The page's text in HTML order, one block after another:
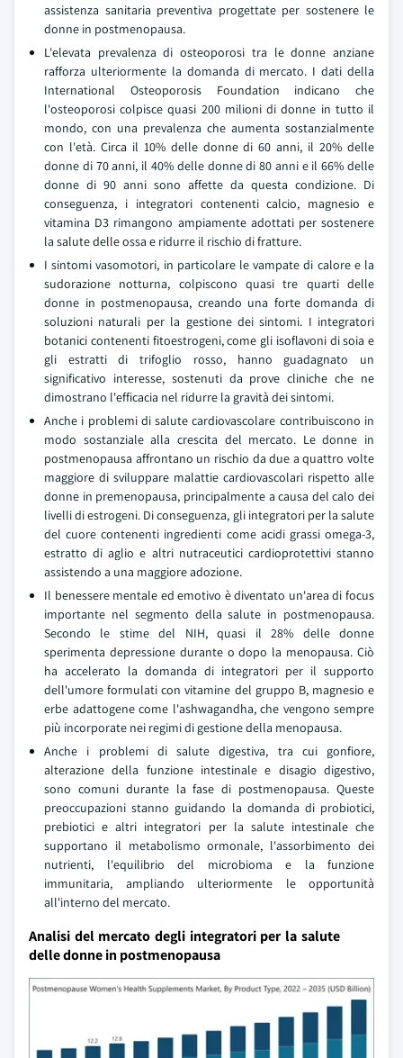
assistenza sanitaria preventiva progettate per sostenere le
donne in postmenopausa.
L'elevata prevalenza di osteoporosi tra le donne anziane
rafforza ulteriormente la domanda di mercato. I dati della
International Osteoporosis Foundation indicano che
l'osteoporosi colpisce quasi 200 milioni di donne in tutto il
mondo, con una prevalenza che aumenta sostanzialmente
con l'età. Circa il 10% delle donne di 60 anni, il 20% delle
donne di 70 anni, il 40% delle donne di 80 anni e il 66% delle
donne di 90 anni sono affette da questa condizione. Di
conseguenza, i integratori contenenti calcio, magnesio e
vitamina D3 rimangono ampiamente adottati per sostenere
la salute delle ossa e ridurre il rischio di fratture.
I sintomi vasomotori, in particolare le vampate di calore e la
sudorazione notturna, colpiscono quasi tre quarti delle
donne in postmenopausa, creando una forte domanda di
soluzioni naturali per la gestione dei sintomi. I integratori
botanici contenenti fitoestrogeni, come gli isoflavoni di soia e
gli estratti di trifoglio rosso, hanno guadagnato un
significativo interesse, sostenuti da prove cliniche che ne
dimostrano l'efficacia nel ridurre la gravità dei sintomi.
Anche i problemi di salute cardiovascolare contribuiscono in
modo sostanziale alla crescita del mercato. Le donne in
postmenopausa affrontano un rischio da due a quattro volte
maggiore di sviluppare malattie cardiovascolari rispetto alle
donne in premenopausa, principalmente a causa del calo dei
livelli di estrogeni. Di conseguenza, gli integratori per la salute
del cuore contenenti ingredienti come acidi grassi omega-3,
estratto di aglio e altri nutraceutici cardioprotettivi stanno
assistendo a una maggiore adozione.
Il benessere mentale ed emotivo è diventato un'area di focus
importante nel segmento della salute in postmenopausa.
Secondo le stime del NIH, quasi il 28% delle donne
sperimenta depressione durante o dopo la menopausa. Ciò
ha accelerato la domanda di integratori per il supporto
dell'umore formulati con vitamine del gruppo B, magnesio e
erbe adattogene come l'ashwagandha, che vengono sempre
più incorporate nei regimi di gestione della menopausa.
Anche i problemi di salute digestiva, tra cui gonfiore,
alterazione della funzione intestinale e disagio digestivo,
sono comuni durante la fase di postmenopausa. Queste
preoccupazioni stanno guidando la domanda di probiotici,
prebiotici e altri integratori per la salute intestinale che
supportano il metabolismo ormonale, l'assorbimento dei
nutrienti, l'equilibrio del microbioma e la funzione
immunitaria, ampliando ulteriormente le opportunità
all'interno del mercato.
Analisi del mercato degli integratori per la salute
delle donne in postmenopausa